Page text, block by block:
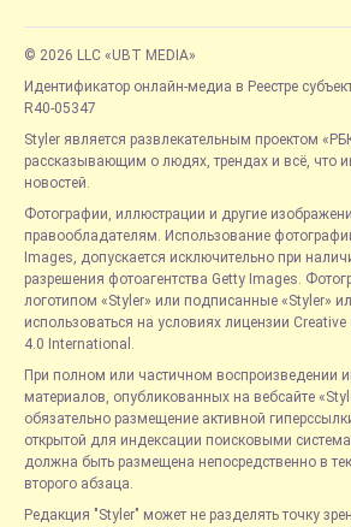
© 2026 LLC «UBT MEDIA»
Идентификатор онлайн-медиа в Реестре
R40-05347
Styler является развлекательным проектом
рассказывающим о людях, трендах и всё, что
новостей.
Фотографии, иллюстрации и другие
правообладателям. Использование
Images, допускается исключительно при
разрешения фотоагентства Getty Images.
логотипом «Styler» или подписанные «Styler»
использоваться на условиях лицензии
4.0 International.
При полном или частичном воспроизведении
материалов, опубликованных на вебсайте
обязательно размещение активной
открытой для индексации поисковыми
должна быть размещена непосредственно в
второго абзаца.
Редакция "Styler" может не разделять точку